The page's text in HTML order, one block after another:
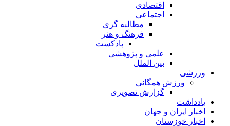
اقتصادی
اجتماعی
مطالبه گری
فرهنگ و هنر
پادکست
علمی و پژوهشی
بین الملل
ورزشی
ورزش همگانی
گزارش تصویری
یادداشت
اخبار ایران و جهان
اخبار خوزستان